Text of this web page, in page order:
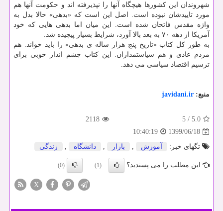
شهروندان این کشورها هیچگاه آنها را نپذیرفته اند و حکومت آنها هم
مورد تاییدشان نبوده است. اصل این است که «بدهی» حالا بدل به
واژه مقدس فاتحان شده است. این میان اما بدهی هایی که خود
آمریکا از دهه ۷۰ به بعد بالا آورد، شرایط بسیار پیچیده شد.
به طور کل کتاب «تاریخ پنج هزار ساله ی بدهی» را باید خواند. هم
مردم عادی و هم سیاستمداران. این کتاب چشم انداز خوبی برای
ترسیم اقتصاد سیاسی می دهد.
منبع: javidani.ir
5.0
/
5
2118
1399/06/18
10:40:19
تگهای خبر:
آموزش , بازار , دانشگاه , زندگی
این مطلب را می پسندید؟ (1)
(0)
X